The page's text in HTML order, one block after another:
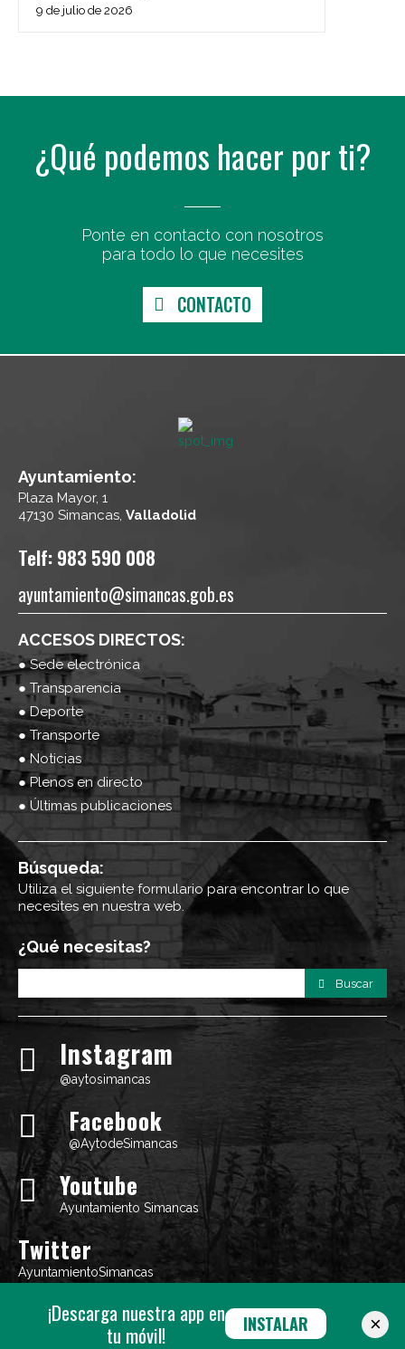
9 de julio de 2026
¿Qué podemos hacer por ti?
Ponte en contacto con nosotros
para todo lo que necesites
CONTACTO
Ayuntamiento:
Plaza Mayor, 1
47130 Simancas, Valladolid
Telf: 983 590 008
ayuntamiento@simancas.gob.es
ACCESOS DIRECTOS:
● Sede electrónica
● Transparencia
● Deporte
● Transporte
● Noticias
● Plenos en directo
● Últimas publicaciones
Búsqueda:
Utiliza el siguiente formulario para encontrar lo que
necesites en nuestra web.
¿Qué necesitas?
Buscar
Instagram
@aytosimancas
Facebook
@AytodeSimancas
Youtube
Ayuntamiento Simancas
Twitter
AyuntamientoSimancas
AYUNTAMIENTO DE SIMANCAS Política de cookies- Aviso Legal
Política de Privacidad| Diseño web:Máxima Comunicación
¡Descarga nuestra app en
tu móvil!
INSTALAR ×